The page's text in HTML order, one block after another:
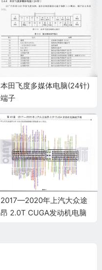
本田飞度多媒体电脑(24针)
端子
2017—2020年上汽大众途
昂 2.0T CUGA发动机电脑